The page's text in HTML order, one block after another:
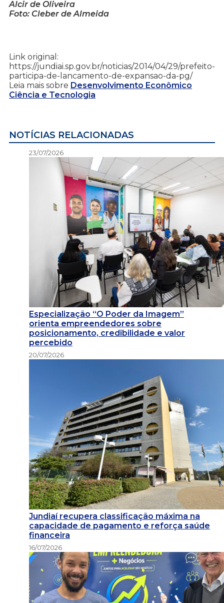
Alcir de Oliveira
Foto: Cleber de Almeida
Link original:
https://jundiai.sp.gov.br/noticias/2014/04/29/prefeito-
participa-de-lancamento-de-expansao-da-pg/
Leia mais sobre Desenvolvimento Econômico
Ciência e Tecnologia
NOTÍCIAS RELACIONADAS
23/07/2026
Especialização “O Poder da Imagem”
orienta empreendedores sobre
posicionamento, credibilidade e valor
percebido
20/07/2026
Jundiaí recupera classificação máxima na
capacidade de pagamento e reforça saúde
financeira
16/07/2026